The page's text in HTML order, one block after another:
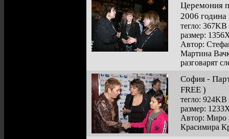
Церемония
2006 година
тегло: 367KB
размер:
Автор:
Мартина
разговарят
София -
FREE )
тегло: 924KB
размер:
Автор: Миро
Красимира